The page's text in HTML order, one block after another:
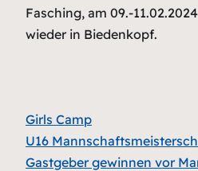
Fasching, am 09.-
wieder in Biedenkopf.
Girls Camp
U16
Gastgeber gewinnen vor